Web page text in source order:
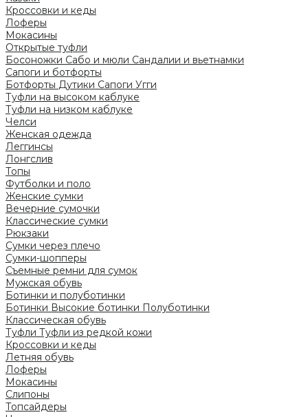
Кроссовки и кеды
Лоферы
Мокасины
Открытые туфли
Босоножки Сабо и мюли Сандалии и вьетнамки
Сапоги и ботфорты
Ботфорты Дутики Сапоги Угги
Туфли на высоком каблуке
Туфли на низком каблуке
Челси
Женская одежда
Леггинсы
Лонгслив
Топы
Футболки и поло
Женские сумки
Вечерние сумочки
Классические сумки
Рюкзаки
Сумки через плечо
Сумки-шопперы
Съемные ремни для сумок
Мужская обувь
Ботинки и полуботинки
Ботинки Высокие ботинки Полуботинки
Классическая обувь
Туфли Туфли из редкой кожи
Кроссовки и кеды
Летняя обувь
Лоферы
Мокасины
Слипоны
Топсайдеры